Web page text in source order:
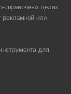
справочных целях
рекламной или
для